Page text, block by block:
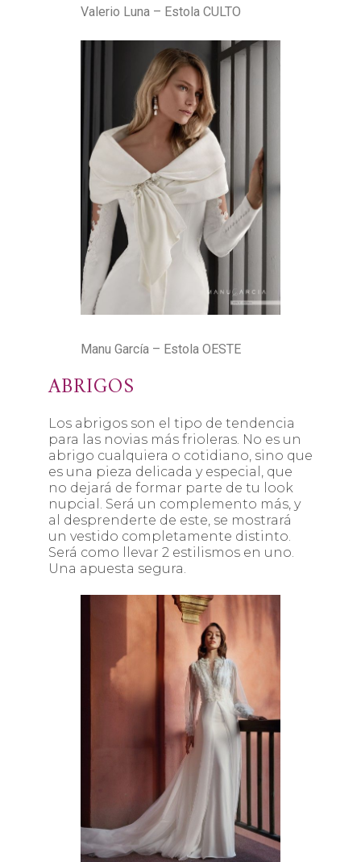
Valerio Luna – Estola CULTO
Manu García – Estola OESTE
ABRIGOS
Los abrigos son el tipo de tendencia
para las novias más frioleras. No es un
abrigo cualquiera o cotidiano, sino que
es una pieza delicada y especial, que
no dejará de formar parte de tu look
nupcial. Será un complemento más, y
al desprenderte de este, se mostrará
un vestido completamente distinto.
Será como llevar 2 estilismos en uno.
Una apuesta segura.